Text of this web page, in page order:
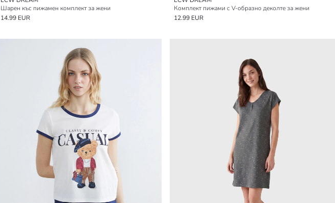
Шарен къс пижамен комплект за жени
14.99 EUR
Комплект пижами с V-образно деколте за жени
12.99 EUR